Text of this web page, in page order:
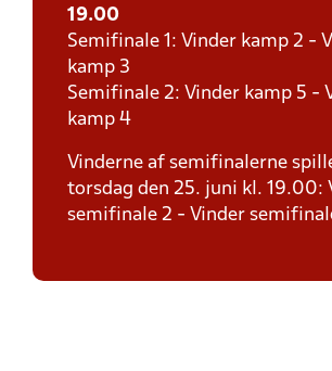
19.00
Semifinale 1: Vinder kamp 2 -
kamp 3
Semifinale 2: Vinder kamp 5 -
kamp 4
Vinderne af semifinalerne
torsdag den 25. juni kl. 19.00:
semifinale 2 - Vinder